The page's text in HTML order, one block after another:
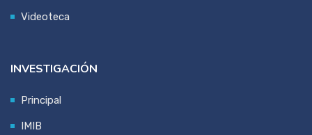
Videoteca
INVESTIGACIÓN
Principal
IMIB